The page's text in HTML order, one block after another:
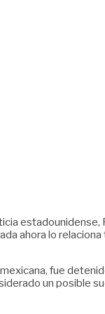
ahora lo
mexicana, fue
un posible